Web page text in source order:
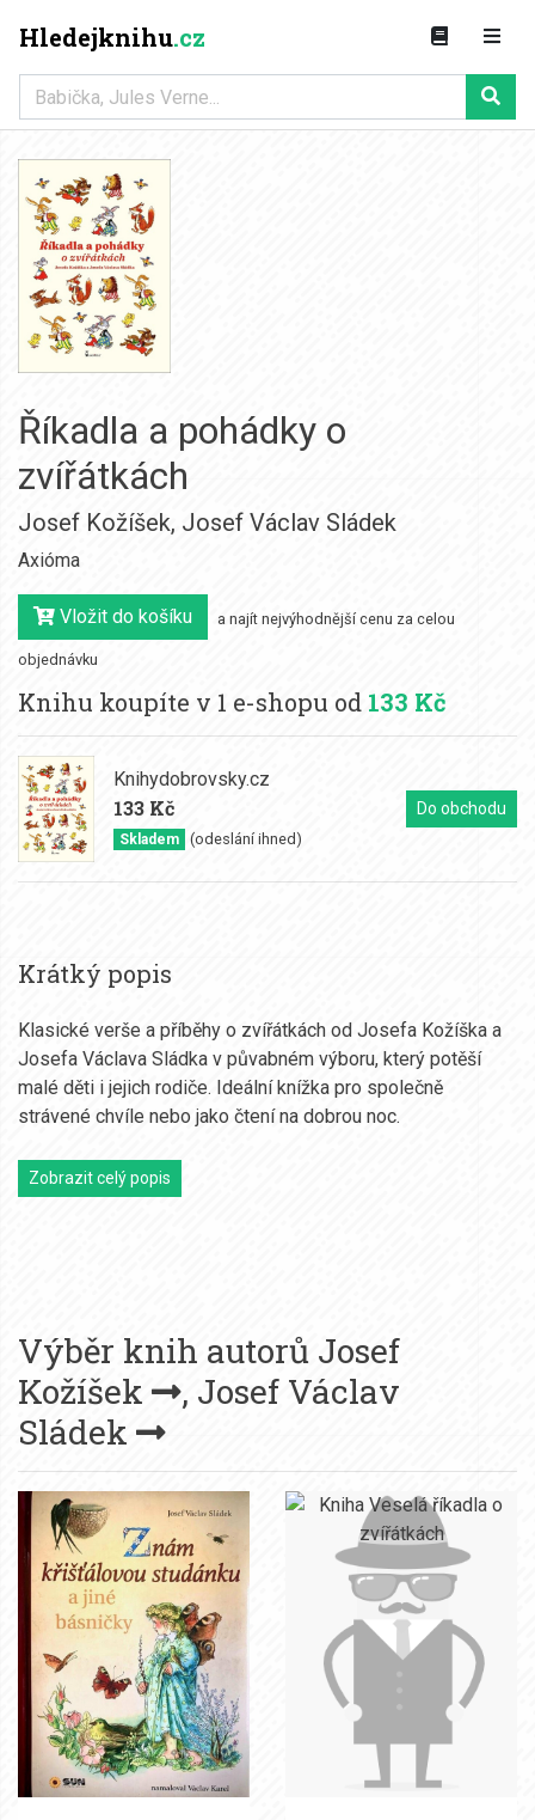
Hledejknihu.cz
Říkadla a pohádky o
zvířátkách
Josef Kožíšek, Josef Václav Sládek
Axióma
Vložit do košíku a najít nejvýhodnější cenu za celou
objednávku
Knihu koupíte v 1 e-shopu od 133 Kč
Knihydobrovsky.cz
133 Kč
Skladem (odeslání ihned)
Do obchodu
Krátký popis
Klasické verše a příběhy o zvířátkách od Josefa Kožíška a
Josefa Václava Sládka v půvabném výboru, který potěší
malé děti i jejich rodiče. Ideální knížka pro společně
strávené chvíle nebo jako čtení na dobrou noc.
Zobrazit celý popis
Výběr knih autorů Josef
Kožíšek
, Josef Václav
Sládek